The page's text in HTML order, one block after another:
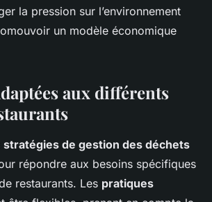
la pression sur l’environnement
un modèle économique
aux différents
stratégies de gestion des déchets
répondre aux besoins spécifiques
restaurants. Les pratiques